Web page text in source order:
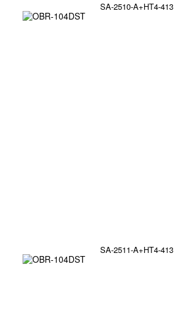
SA-2510-A+HT4-413
SA-2511-A+HT4-413